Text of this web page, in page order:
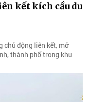
kết kích cầu du
chủ động liên kết, mở
thành phố trong khu